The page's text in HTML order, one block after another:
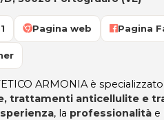
Pagina web Pagina
ARMONIA è
trattamenti anticellulite e
, la professionalità e